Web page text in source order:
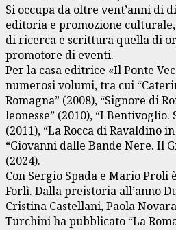
Si occupa da oltre vent’anni di
editoria e promozione
di ricerca e scrittura quella di
promotore di eventi.
Per la casa editrice «Il Ponte
numerosi volumi, tra cui
Romagna” (2008), “Signore di
leonesse” (2010), “I
(2011), “La Rocca di Ravaldino
“Giovanni dalle Bande Nere. Il
(2024).
Con Sergio Spada e Mario Proli
Forlì. Dalla preistoria all’anno
Cristina Castellani, Paola
Turchini ha pubblicato “La